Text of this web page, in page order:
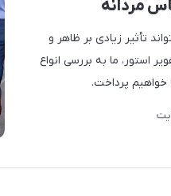
مردانه
تأثیر زیادی بر ظاهر و
استور، ما به بررسی انواع
خواهیم پرداخت.